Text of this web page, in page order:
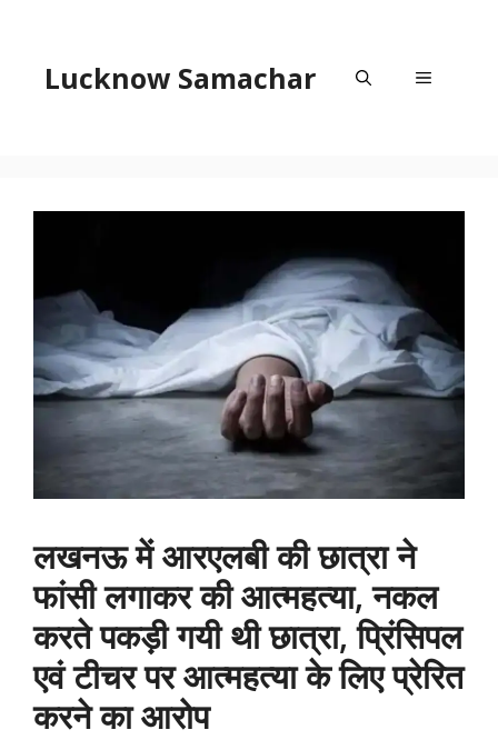
contentLucknow Samachar Menu
लखनऊ में आरएलबी की छात्रा ने
फांसी लगाकर की आत्महत्या, नकल
करते पकड़ी गयी थी छात्रा, प्रिंसिपल
एवं टीचर पर आत्महत्या के लिए प्रेरित
करने का आरोप